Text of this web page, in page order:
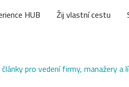
HUB Žij vlastní cestu
pro vedení firmy, manažery a